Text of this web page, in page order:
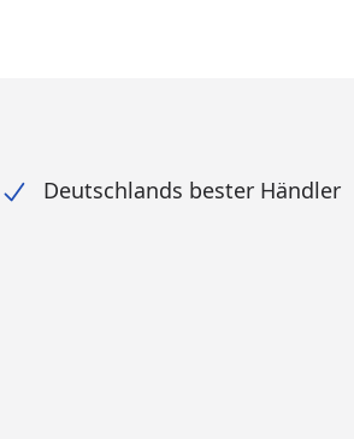
Deutschlands bester Händler